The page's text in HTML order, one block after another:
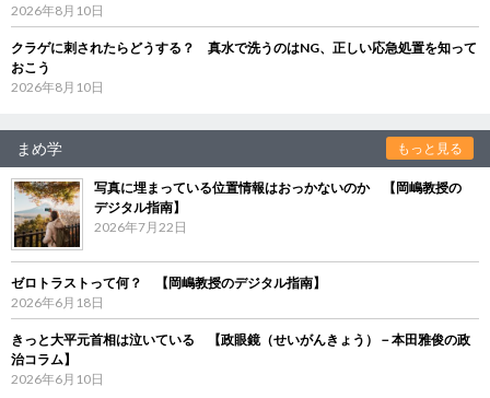
2026年8月10日
クラゲに刺されたらどうする？ 真水で洗うのはNG、正しい応急処置を知って
おこう
2026年8月10日
まめ学 もっと見る
写真に埋まっている位置情報はおっかないのか 【岡嶋教授の
デジタル指南】
2026年7月22日
ゼロトラストって何？ 【岡嶋教授のデジタル指南】
2026年6月18日
きっと大平元首相は泣いている 【政眼鏡（せいがんきょう）－本田雅俊の政
治コラム】
2026年6月10日